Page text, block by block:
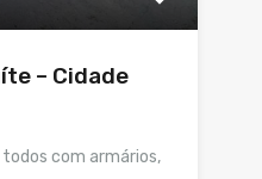
– Cidade
com armários,